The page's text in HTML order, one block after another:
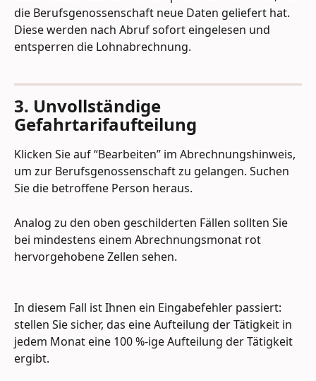
die Berufsgenossenschaft neue Daten geliefert hat.
Diese werden nach Abruf sofort eingelesen und
entsperren die Lohnabrechnung.
3. Unvollständige
Gefahrtarifaufteilung
Klicken Sie auf “Bearbeiten” im Abrechnungshinweis,
um zur Berufsgenossenschaft zu gelangen. Suchen
Sie die betroffene Person heraus.
Analog zu den oben geschilderten Fällen sollten Sie
bei mindestens einem Abrechnungsmonat rot
hervorgehobene Zellen sehen.
In diesem Fall ist Ihnen ein Eingabefehler passiert:
stellen Sie sicher, das eine Aufteilung der Tätigkeit in
jedem Monat eine 100 %-ige Aufteilung der Tätigkeit
ergibt.